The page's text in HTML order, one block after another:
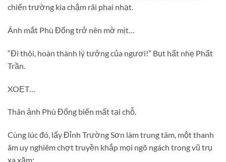
chiến trường kia chậm rãi phai nhạt.
Ánh mắt Phù Đổng trở nên mờ mịt…
“Đi thôi, hoàn thành lý tưởng của ngươi!” Bụt hất nhẹ Phất
Trần.
XOẸT…
Thân ảnh Phù Đổng biến mất tại chỗ.
Cùng lúc đó, lấy Đỉnh Trường Sơn làm trung tâm, một thanh
âm uy nghiêm chợt truyền khắp mọi ngõ ngách trong vũ trụ
xa xăm: